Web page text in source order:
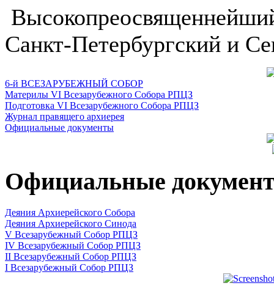
Санкт-Петербургский и
6-й ВСЕЗАРУБЕЖНЫЙ СОБОР
Материлы VI Всезарубежного Собора РПЦЗ
Подготовка VI Всезарубежного Собора РПЦЗ
Журнал правящего архиерея
Официальные документы
Официальные
Деяния Архиерейского Собора
Деяния Архиерейского Синода
V Всезарубежный Собор РПЦЗ
IV Всезарубежный Собор РПЦЗ
II Всезарубежный Собор РПЦЗ
I Всезарубежный Собор РПЦЗ